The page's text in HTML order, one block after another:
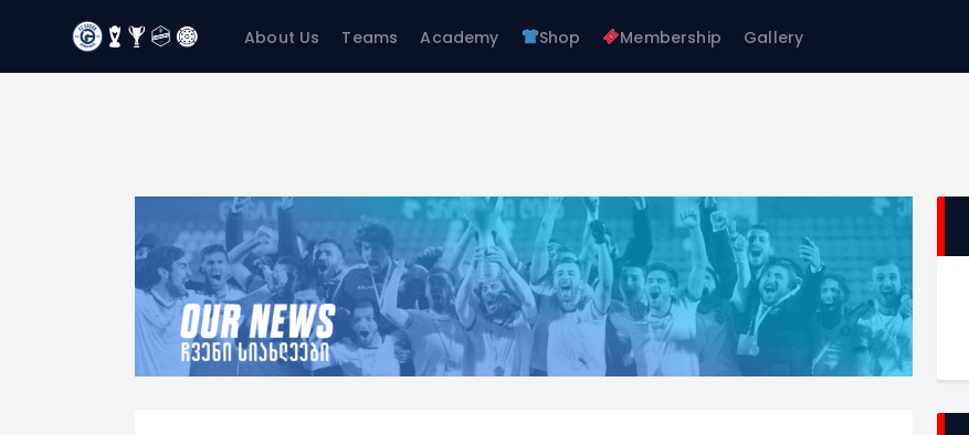
About Us Teams Academy Shop Membership Gallery
FC GAGRA
Teams
Gallery